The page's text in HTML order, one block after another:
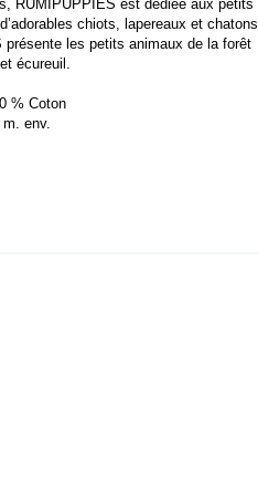
RUMIPUPPIES est dédiée aux petits
chiots, lapereaux et chatons
présente les petits animaux de la forêt
écureuil.
% Coton
env.